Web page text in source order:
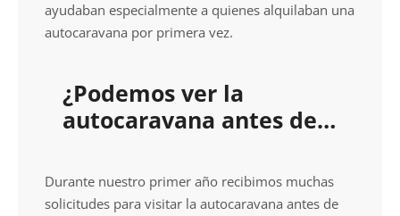
ayudaban especialmente a quienes alquilaban una
autocaravana por primera vez.
¿Podemos ver la
autocaravana antes de
Durante nuestro primer año recibimos muchas
solicitudes para visitar la autocaravana antes de